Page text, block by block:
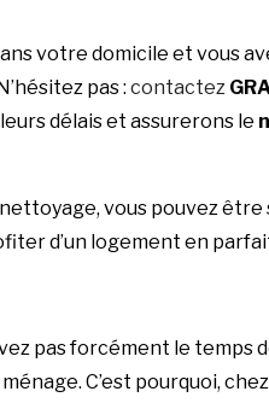
votre domicile et vous
pas : contactez
délais et assurerons le
vous pouvez
d’un logement en
pas forcément le temps
C’est pourquoi, chez